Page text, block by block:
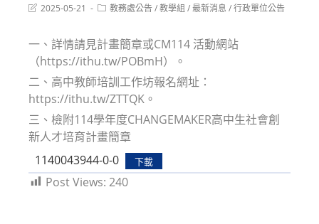
Post2025-05-21
Post教務處公告/教學組 /最新消息 /行政單位公告
一、詳情請見計畫簡章或CM114 活動網站
（https://ithu.tw/POBmH）。
二、高中教師培訓工作坊報名網址：
https://ithu.tw/ZTTQK。
三、檢附114學年度CHANGEMAKER高中生社會創
新人才培育計畫簡章
1140043944-0-0
下載
Post Views: 240